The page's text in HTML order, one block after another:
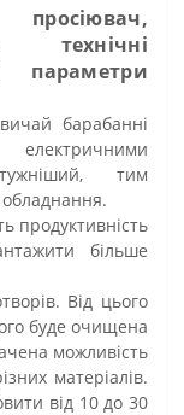
параметри
барабанні
тим
продуктивність
більше
Від цього
буде очищена
можливість
матеріалів.
від 10 до 30